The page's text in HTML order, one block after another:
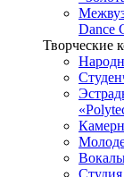
Dance
Творческие
Студия